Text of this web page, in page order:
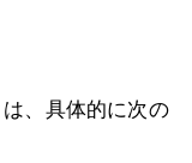
、具体的に次の